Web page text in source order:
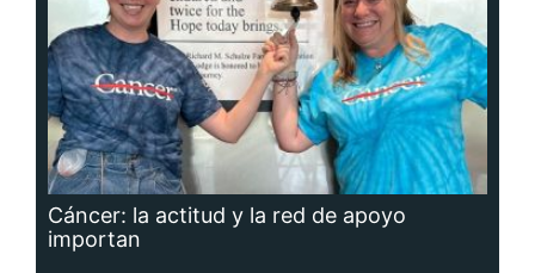
Cáncer: la actitud y la red de apoyo
importan